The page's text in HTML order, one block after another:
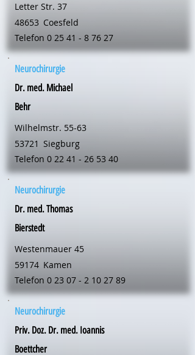
Letter Str. 37
48653 Coesfeld
Telefon 0 25 41 - 8 76 27
Neurochirurgie
Dr. med. Michael
Behr
Wilhelmstr. 55-63
53721 Siegburg
Telefon 0 22 41 - 26 53 40
Neurochirurgie
Dr. med. Thomas
Bierstedt
Westenmauer 45
59174 Kamen
Telefon 0 23 07 - 2 10 27 89
Neurochirurgie
Priv. Doz. Dr. med. Ioannis
Boettcher